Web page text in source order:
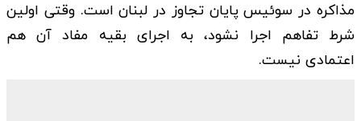
مذاکره در سوئیس پایان تجاوز در لبنان است. وقتی اولین
شرط تفاهم اجرا نشود، به اجرای بقیه مفاد آن هم
اعتمادی نیست.